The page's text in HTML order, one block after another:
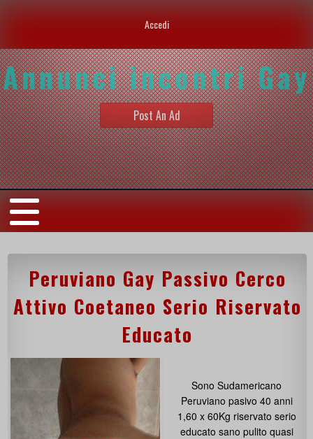
Accedi
Annunci incontri Gay
Post An Ad
Peruviano Gay Passivo Cerco
Attivo Coetaneo Serio Riservato
Educato
Sono Sudamericano
Peruviano pasivo 40 anni
1,60 x 60Kg riservato serio
educato sano pulito quasi